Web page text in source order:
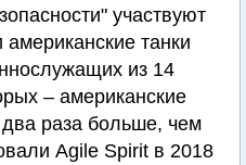
участвуют
танки
из 14
– американские
раза больше, чем
Agile Spirit в 2018